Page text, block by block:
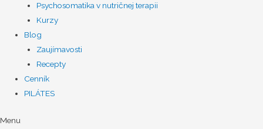
Psychosomatika v nutričnej terapii
Kurzy
Blog
Zaujímavosti
Recepty
Cenník
PILÁTES
Menu